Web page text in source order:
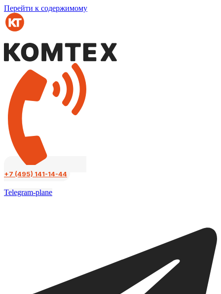
Перейти к содержимому
+7 (495) 141-14-44
Telegram-plane